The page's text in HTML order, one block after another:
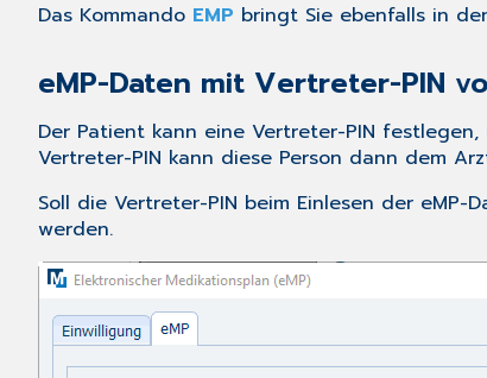
Das Kommando EMP bringt Sie ebenfalls in
eMP-Daten mit Vertreter-PIN
Der Patient kann eine Vertreter-PIN
Vertreter-PIN kann diese Person dann dem
Soll die Vertreter-PIN beim Einlesen der eMP-
werden.